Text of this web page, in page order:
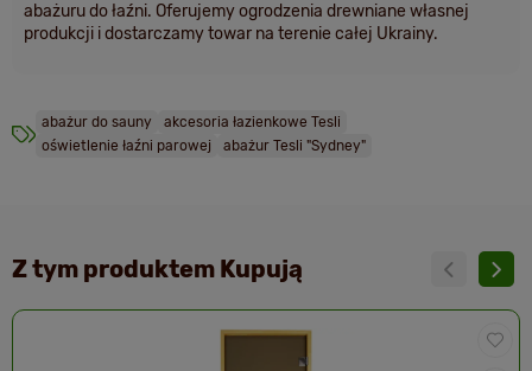
abażuru do łaźni. Oferujemy ogrodzenia drewniane własnej
produkcji i dostarczamy towar na terenie całej Ukrainy.
abażur do sauny
akcesoria łazienkowe Tesli
oświetlenie łaźni parowej
abażur Tesli "Sydney"
Z tym produktem Kupują